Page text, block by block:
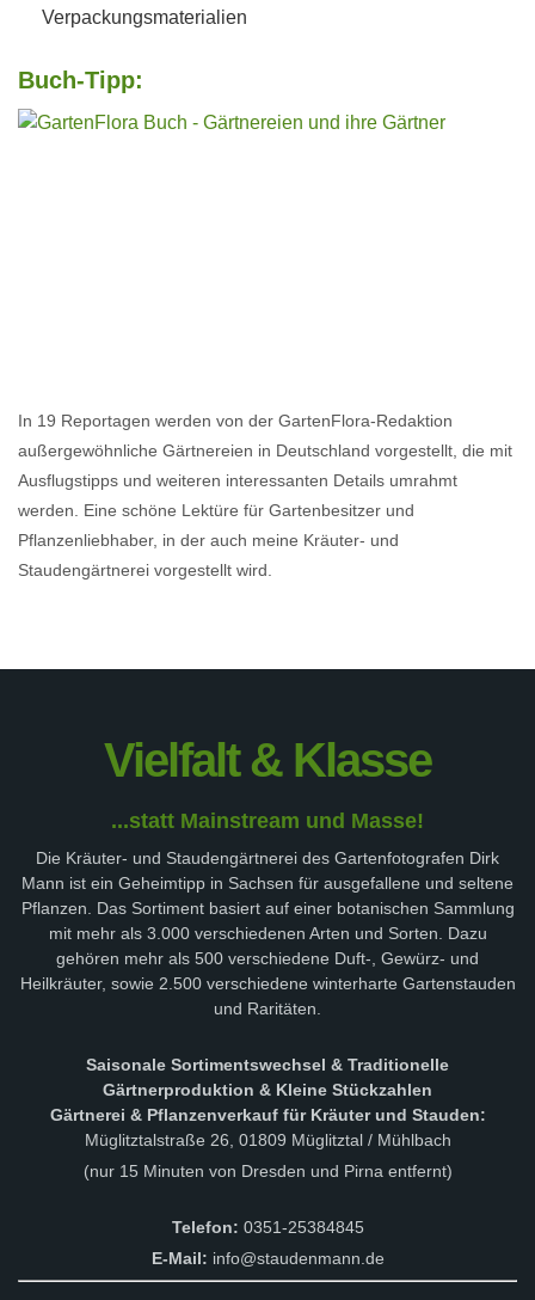
Verpackungsmaterialien
Buch-Tipp:
In 19 Reportagen werden von der GartenFlora-Redaktion
außergewöhnliche Gärtnereien in Deutschland vorgestellt, die mit
Ausflugstipps und weiteren interessanten Details umrahmt
werden. Eine schöne Lektüre für Gartenbesitzer und
Pflanzenliebhaber, in der auch meine Kräuter- und
Staudengärtnerei vorgestellt wird.
Vielfalt & Klasse
...statt Mainstream und Masse!
Die Kräuter- und Staudengärtnerei des Gartenfotografen Dirk
Mann ist ein Geheimtipp in Sachsen für ausgefallene und seltene
Pflanzen. Das Sortiment basiert auf einer botanischen Sammlung
mit mehr als 3.000 verschiedenen Arten und Sorten. Dazu
gehören mehr als 500 verschiedene Duft-, Gewürz- und
Heilkräuter, sowie 2.500 verschiedene winterharte Gartenstauden
und Raritäten.
Saisonale Sortimentswechsel & Traditionelle
Gärtnerproduktion & Kleine Stückzahlen
Gärtnerei & Pflanzenverkauf für Kräuter und Stauden:
Müglitztalstraße 26, 01809 Müglitztal / Mühlbach
(nur 15 Minuten von Dresden und Pirna entfernt)
Telefon: 0351-25384845
E-Mail: info@staudenmann.de